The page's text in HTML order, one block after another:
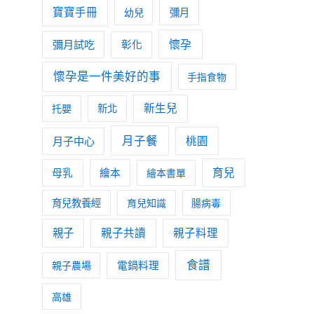
寶寶手冊 幼兒 彌月
彌月試吃 彰化 懷孕
懷孕是一件美好的事 手指食物
托嬰 新北 新生兒
月子中心 月子餐 桃園
母乳 繪本 繪本書單 育兒
育兒教養經 育兒知識 腸病毒
親子 親子共讀 親子料理
親子農場 電鍋料理 食譜
高雄